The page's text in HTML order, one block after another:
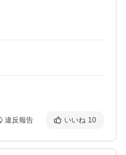
違反報告 いいね 10